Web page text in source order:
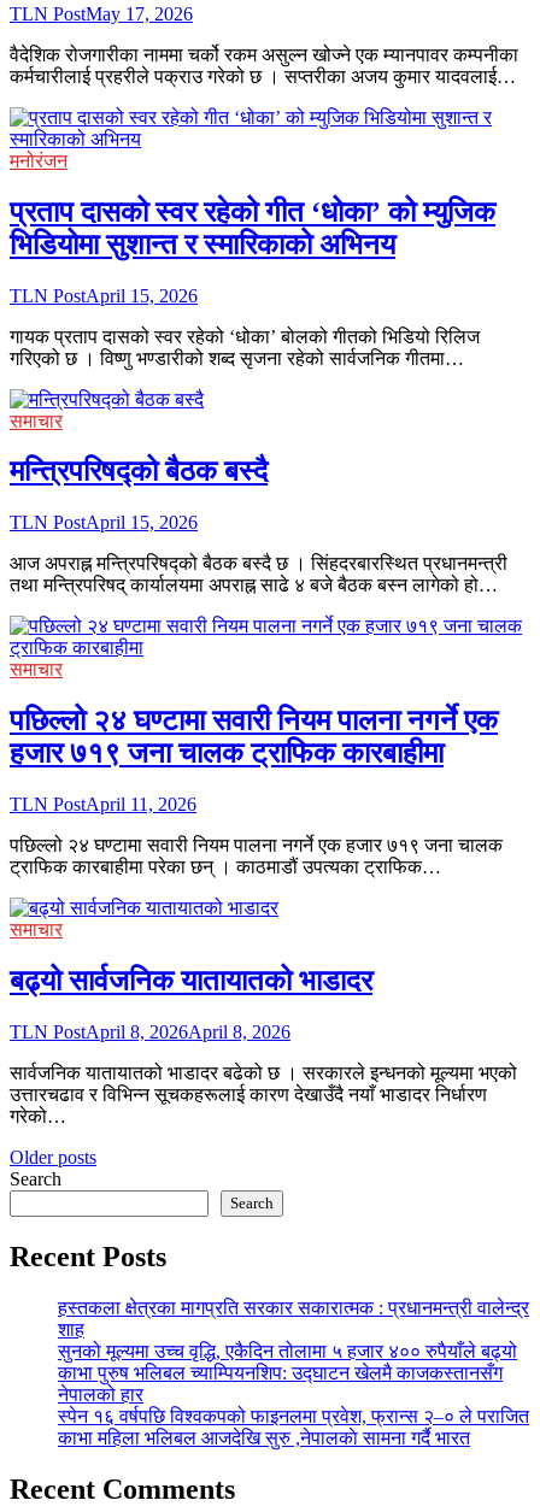
TLN PostMay 17, 2026
वैदेशिक रोजगारीका नाममा चर्को रकम असुल्न खोज्ने एक म्यानपावर कम्पनीका
कर्मचारीलाई प्रहरीले पक्राउ गरेको छ । सप्तरीका अजय कुमार यादवलाई…
मनोरंजन
प्रताप दासको स्वर रहेको गीत ‘धोका’ को म्युजिक
भिडियोमा सुशान्त र स्मारिकाको अभिनय
TLN PostApril 15, 2026
गायक प्रताप दासको स्वर रहेको ‘धोका’ बोलको गीतको भिडियो रिलिज
गरिएको छ । विष्णु भण्डारीको शब्द सृजना रहेको सार्वजनिक गीतमा…
समाचार
मन्त्रिपरिषद्को बैठक बस्दै
TLN PostApril 15, 2026
आज अपराह्न मन्त्रिपरिषद्को बैठक बस्दै छ । सिंहदरबारस्थित प्रधानमन्त्री
तथा मन्त्रिपरिषद् कार्यालयमा अपराह्न साढे ४ बजे बैठक बस्न लागेको हो…
समाचार
पछिल्लो २४ घण्टामा सवारी नियम पालना नगर्ने एक
हजार ७१९ जना चालक ट्राफिक कारबाहीमा
TLN PostApril 11, 2026
पछिल्लो २४ घण्टामा सवारी नियम पालना नगर्ने एक हजार ७१९ जना चालक
ट्राफिक कारबाहीमा परेका छन् । काठमाडौं उपत्यका ट्राफिक…
समाचार
बढ्यो सार्वजनिक यातायातको भाडादर
TLN PostApril 8, 2026April 8, 2026
सार्वजनिक यातायातको भाडादर बढेको छ । सरकारले इन्धनको मूल्यमा भएको
उत्तारचढाव र विभिन्न सूचकहरूलाई कारण देखाउँदै नयाँ भाडादर निर्धारण
गरेको…
Posts
navigation
Older posts
Search
Search
Recent Posts
हस्तकला क्षेत्रका मागप्रति सरकार सकारात्मक : प्रधानमन्त्री वालेन्द्र
शाह
सुनको मूल्यमा उच्च वृद्धि, एकैदिन तोलामा ५ हजार ४०० रुपैयाँले बढ्यो
काभा पुरुष भलिबल च्याम्पियनशिप: उद्घाटन खेलमै काजकस्तानसँग
नेपालको हार
स्पेन १६ वर्षपछि विश्वकपको फाइनलमा प्रवेश, फ्रान्स २–० ले पराजित
काभा महिला भलिबल आजदेखि सुरु ,नेपालकाे सामना गर्दै भारत
Recent Comments